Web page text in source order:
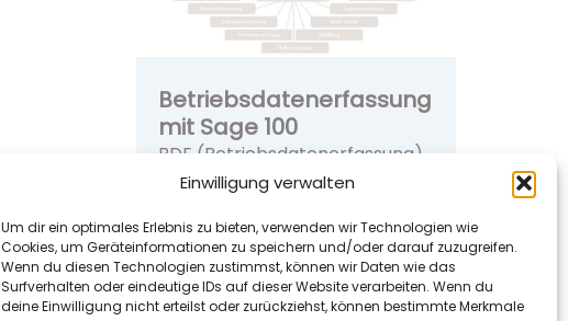
Einwilligung verwalten
Um dir ein optimales Erlebnis zu bieten, verwenden wir Technologien wie
Cookies, um Geräteinformationen zu speichern und/oder darauf zuzugreifen.
Wenn du diesen Technologien zustimmst, können wir Daten wie das
Surfverhalten oder eindeutige IDs auf dieser Website verarbeiten. Wenn du
deine Einwilligung nicht erteilst oder zurückziehst, können bestimmte Merkmale
Betriebsdatenerfassung
mit Sage 100
BDE (Betriebsdatenerfassung)
mit Sage 100 Produktionsdaten
und steuern – direkt in der
Fertigung. Mit der
Betriebsdate…
Read More